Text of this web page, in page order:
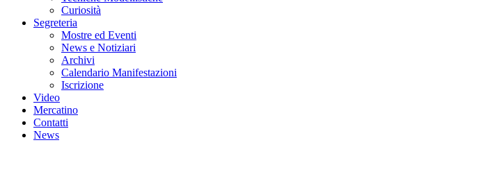
Curiosità
Segreteria
Mostre ed Eventi
News e Notiziari
Archivi
Calendario Manifestazioni
Iscrizione
Video
Mercatino
Contatti
News